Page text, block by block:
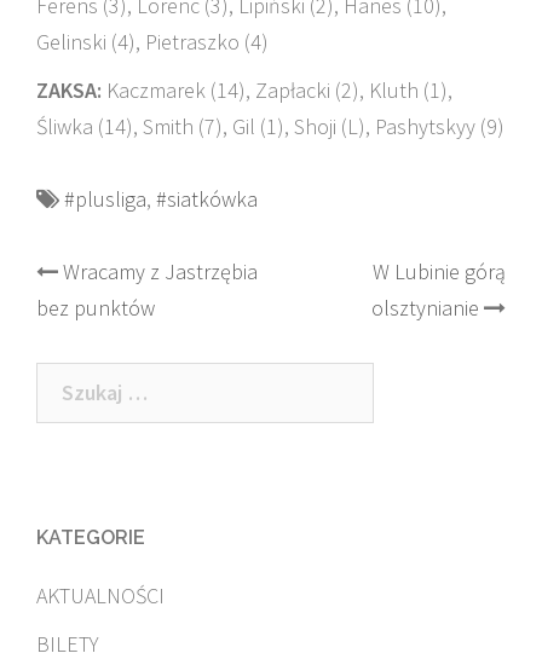
Gelinski (4), Pietraszko (4)
ZAKSA: Kaczmarek (14), Zapłacki (2), Kluth (1),
Śliwka (14), Smith (7), Gil (1), Shoji (L), Pashytskyy (9)
#plusliga, #siatkówka
Post
navigation
Wracamy z Jastrzębia
bez punktów
W Lubinie górą
olsztynianie
Szukaj:
KATEGORIE
AKTUALNOŚCI
BILETY